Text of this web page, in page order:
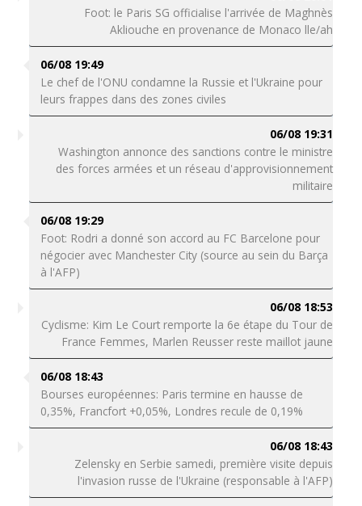
Foot: le Paris SG officialise l'arrivée de Maghnès
Akliouche en provenance de Monaco lle/ah
06/08 19:49
Le chef de l'ONU condamne la Russie et l'Ukraine pour
leurs frappes dans des zones civiles
06/08 19:31
Washington annonce des sanctions contre le ministre
des forces armées et un réseau d'approvisionnement
militaire
06/08 19:29
Foot: Rodri a donné son accord au FC Barcelone pour
négocier avec Manchester City (source au sein du Barça
à l'AFP)
06/08 18:53
Cyclisme: Kim Le Court remporte la 6e étape du Tour de
France Femmes, Marlen Reusser reste maillot jaune
06/08 18:43
Bourses européennes: Paris termine en hausse de
0,35%, Francfort +0,05%, Londres recule de 0,19%
06/08 18:43
Zelensky en Serbie samedi, première visite depuis
l'invasion russe de l'Ukraine (responsable à l'AFP)